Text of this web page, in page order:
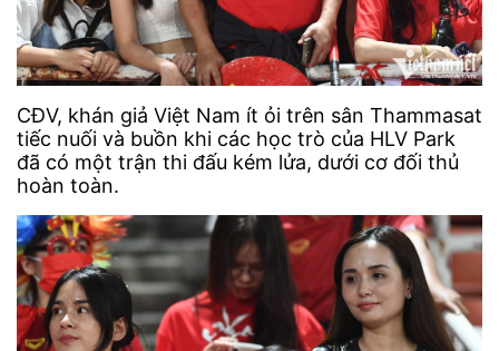
CĐV, khán giả Việt Nam ít ỏi trên sân Thammasat
tiếc nuối và buồn khi các học trò của HLV Park
đã có một trận thi đấu kém lửa, dưới cơ đối thủ
hoàn toàn.